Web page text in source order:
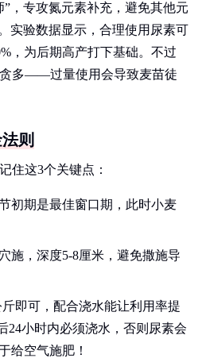
，专攻氮元素补充，避免其他元
实验数据显示，合理使用尿素可
，为后期高产打下基础。不过
多——过量使用会导致麦苗徒
则
住这3个关键点：
初期是最佳窗口期，此时小麦
施，深度5-8厘米，避免撒施导
斤即可，配合浇水能让利用率提
24小时内必须浇水，否则尿素会
给空气施肥！